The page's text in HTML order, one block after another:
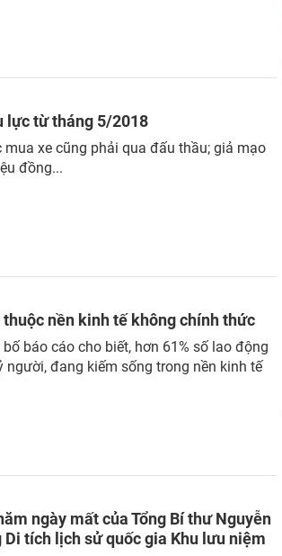
lực từ tháng 5/2018
xe cũng phải qua đấu thầu; giả mạo
đồng...
nền kinh tế không chính thức
báo cáo cho biết, hơn 61% số lao động
đang kiếm sống trong nền kinh tế
ngày mất của Tổng Bí thư Nguyễn
tích lịch sử quốc gia Khu lưu niệm